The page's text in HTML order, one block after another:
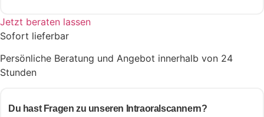
Jetzt beraten lassen
Sofort lieferbar
Persönliche Beratung und Angebot innerhalb von 24
Stunden
Du hast Fragen zu unseren Intraoralscannern?